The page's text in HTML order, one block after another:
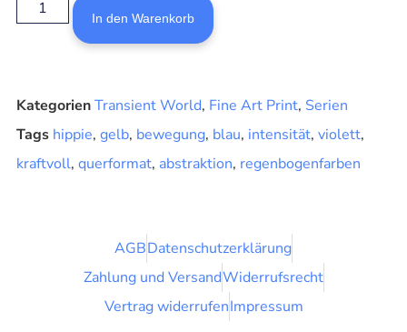
In den Warenkorb
KategorienTransient World, Fine Art Print, Serien
Tags hippie, gelb, bewegung, blau, intensität, violett,
kraftvoll, querformat, abstraktion, regenbogenfarben
AGBDatenschutzerklärung
Zahlung und VersandWiderrufsrecht
Vertrag widerrufenImpressum